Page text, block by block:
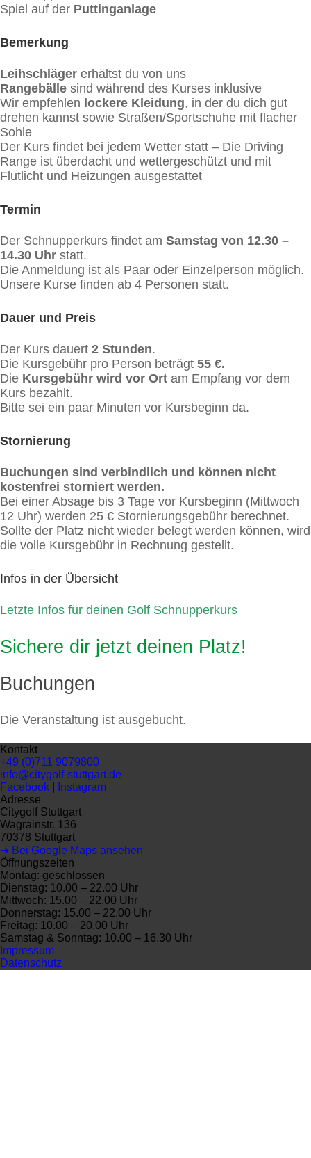
Spiel auf der Puttinganlage
Bemerkung
Leihschläger erhältst du von uns
Rangebälle sind während des Kurses inklusive
Wir empfehlen lockere Kleidung, in der du dich gut
drehen kannst sowie Straßen/Sportschuhe mit flacher
Sohle
Der Kurs findet bei jedem Wetter statt – Die Driving
Range ist überdacht und wettergeschützt und mit
Flutlicht und Heizungen ausgestattet
Termin
Der Schnupperkurs findet am Samstag von 12.30 –
14.30 Uhr statt.
Die Anmeldung ist als Paar oder Einzelperson möglich.
Unsere Kurse finden ab 4 Personen statt.
Dauer und Preis
Der Kurs dauert 2 Stunden.
Die Kursgebühr pro Person beträgt 55 €.
Die Kursgebühr wird vor Ort am Empfang vor dem
Kurs bezahlt.
Bitte sei ein paar Minuten vor Kursbeginn da.
Stornierung
Buchungen sind verbindlich und können nicht
kostenfrei storniert werden.
Bei einer Absage bis 3 Tage vor Kursbeginn (Mittwoch
12 Uhr) werden 25 € Stornierungsgebühr berechnet.
Sollte der Platz nicht wieder belegt werden können, wird
die volle Kursgebühr in Rechnung gestellt.
Infos in der Übersicht
Letzte Infos für deinen Golf Schnupperkurs
Sichere dir jetzt deinen Platz!
Buchungen
Die Veranstaltung ist ausgebucht.
Kontakt
+49 (0)711 9079800
info@citygolf-stuttgart.de
Facebook
Instagram
Adresse
Citygolf Stuttgart
Wagrainstr. 136
70378 Stuttgart
➜ Bei Google Maps ansehen
Öffnungszeiten
Montag: geschlossen
Dienstag: 10.00 – 22.00 Uhr
Mittwoch: 15.00 – 22.00 Uhr
Donnerstag: 15.00 – 22.00 Uhr
Freitag: 10.00 – 20.00 Uhr
Samstag & Sonntag: 10.00 – 16.30 Uhr
Impressum
Datenschutz